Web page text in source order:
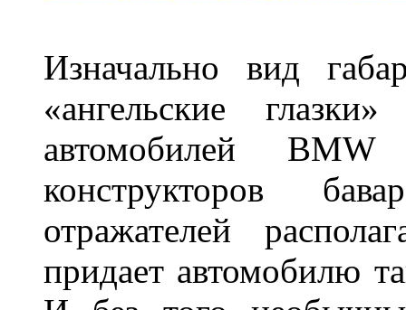
Изначально вид
«ангельские
автомобилей
конструкторов
отражателей
придает автомобилю